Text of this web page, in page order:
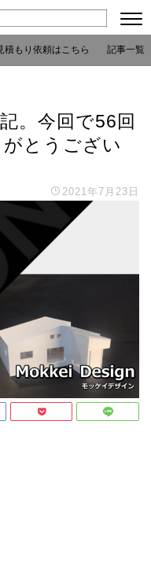
積もり依頼はこちら 記事一覧
。今回で56回
とうござい
2021年7月23日